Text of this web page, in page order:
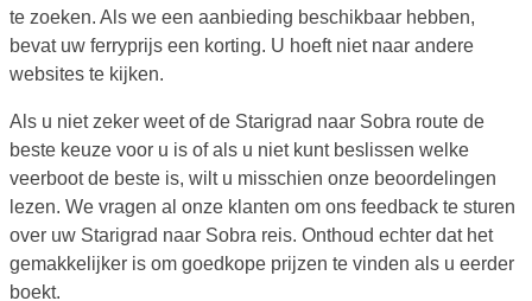
te zoeken. Als we een aanbieding beschikbaar hebben,
bevat uw ferryprijs een korting. U hoeft niet naar andere
websites te kijken.
Als u niet zeker weet of de Starigrad naar Sobra route de
beste keuze voor u is of als u niet kunt beslissen welke
veerboot de beste is, wilt u misschien onze beoordelingen
lezen. We vragen al onze klanten om ons feedback te sturen
over uw Starigrad naar Sobra reis. Onthoud echter dat het
gemakkelijker is om goedkope prijzen te vinden als u eerder
boekt.